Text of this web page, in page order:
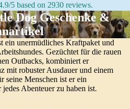
5 based on 2930 reviews.
Dog Geschenke &
ein unermüdliches Kraftpaket und
Gezüchtet für die rauen
Outbacks, kombiniert er
mit robuster Ausdauer und einem
seine Menschen ist er ein
Abenteuer zu haben ist.